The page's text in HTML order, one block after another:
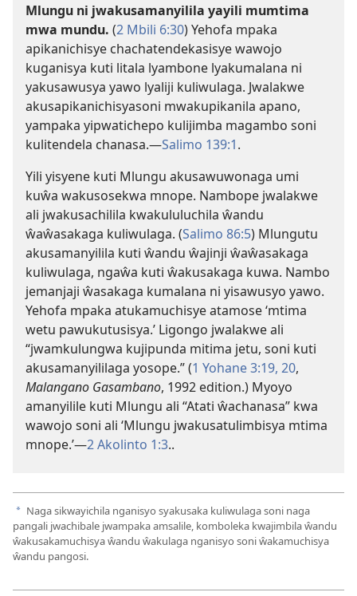
Mlungu ni jwakusamanyilila yayili mumtima
mwa mundu. (2 Mbili 6:30) Yehofa mpaka
apikanichisye chachatendekasisye wawojo
kuganisya kuti litala lyambone lyakumalana ni
yakusawusya yawo lyaliji kuliwulaga. Jwalakwe
akusapikanichisyasoni mwakupikanila apano,
yampaka yipwatichepo kulijimba magambo soni
kulitendela chanasa.—Salimo 139:1.
Yili yisyene kuti Mlungu akusawuwonaga umi
kuŵa wakusosekwa mnope. Nambope jwalakwe
ali jwakusachilila kwakululuchila ŵandu
ŵaŵasakaga kuliwulaga. (Salimo 86:5) Mlungutu
akusamanyilila kuti ŵandu ŵajinji ŵaŵasakaga
kuliwulaga, ngaŵa kuti ŵakusakaga kuwa. Nambo
jemanjaji ŵasakaga kumalana ni yisawusyo yawo.
Yehofa mpaka atukamuchisye atamose ‘mtima
wetu pawukutusisya.’ Ligongo jwalakwe ali
“jwamkulungwa kujipunda mitima jetu, soni kuti
akusamanyililaga yosope.” (1 Yohane 3:19, 20,
Malangano Gasambano, 1992 edition.) Myoyo
amanyilile kuti Mlungu ali “Atati ŵachanasa” kwa
wawojo soni ali ‘Mlungu jwakusatulimbisya mtima
mnope.’—2 Akolinto 1:3..
a Naga sikwayichila nganisyo syakusaka kuliwulaga soni naga
pangali jwachibale jwampaka amsalile, komboleka kwajimbila ŵandu
ŵakusakamuchisya ŵandu ŵakulaga nganisyo soni ŵakamuchisya
ŵandu pangosi.